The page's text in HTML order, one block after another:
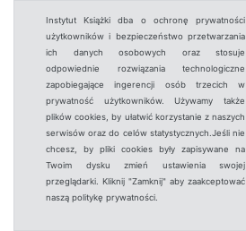
Instytut Książki dba o ochronę prywatności
użytkowników i bezpieczeństwo przetwarzania
ich danych osobowych oraz stosuje
odpowiednie rozwiązania technologiczne
zapobiegające ingerencji osób trzecich w
prywatność użytkowników. Używamy także
plików cookies, by ułatwić korzystanie z naszych
serwisów oraz do celów statystycznych.Jeśli nie
chcesz, by pliki cookies były zapisywane na
Twoim dysku zmień ustawienia swojej
przeglądarki. Kliknij "Zamknij" aby zaakceptować
naszą politykę prywatności.